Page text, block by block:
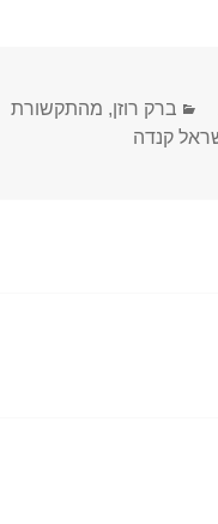
קטגוריות
ברק רוזן, מהתקשורת
קנדה